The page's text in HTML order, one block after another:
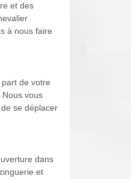
et des
à nous faire
de votre
vous
se déplacer
dans
et